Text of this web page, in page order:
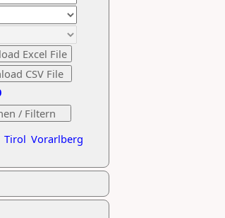
Tirol Vorarlberg